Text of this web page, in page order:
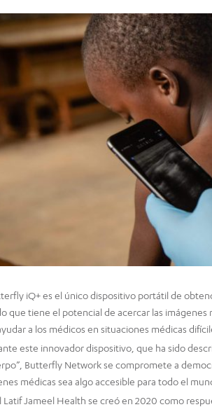
iQ+ es el único dispositivo portátil de
que tiene el potencial de acercar las
a los médicos en situaciones médicas
este innovador dispositivo, que ha sido
Butterfly Network se compromete a
médicas sea algo accesible para todo el
Latif Jameel Health se creó en 2020 como